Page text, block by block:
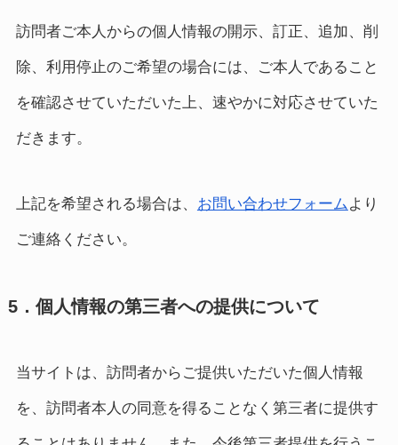
訪問者ご本人からの個人情報の開示、訂正、追加、削
除、利用停止のご希望の場合には、ご本人であること
を確認させていただいた上、速やかに対応させていた
だきます。
上記を希望される場合は、 お問い合わせフォームより
ご連絡ください。
5．個人情報の第三者への提供について
当サイトは、訪問者からご提供いただいた個人情報
を、訪問者本人の同意を得ることなく第三者に提供す